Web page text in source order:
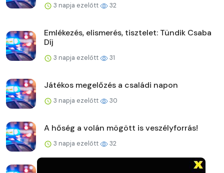
3 napja ezelőtt 32
Emlékezés, elismerés, tisztelet: Tündik Csaba
Díj
3 napja ezelőtt 31
Játékos megelőzés a családi napon
3 napja ezelőtt 30
A hőség a volán mögött is veszélyforrás!
3 napja ezelőtt 32